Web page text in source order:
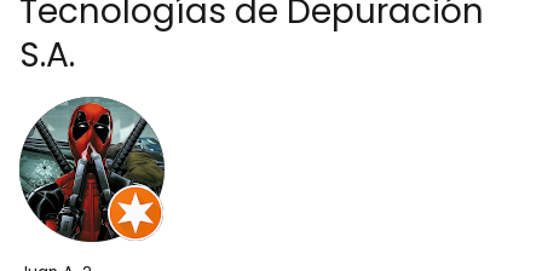
Tecnologías de Depuración
S.A.